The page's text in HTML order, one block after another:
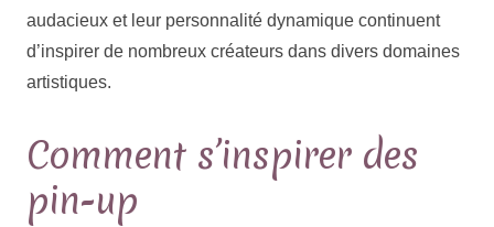
audacieux et leur personnalité dynamique continuent
d’inspirer de nombreux créateurs dans divers domaines
artistiques.
Comment s’inspirer des
pin-up